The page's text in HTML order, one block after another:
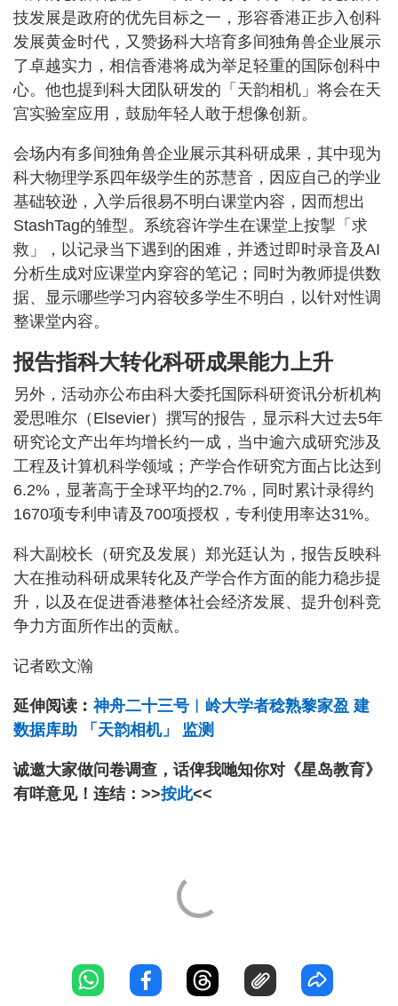
技发展是政府的优先目标之一，形容香港正步入创科
发展黄金时代，又赞扬科大培育多间独角兽企业展示
了卓越实力，相信香港将成为举足轻重的国际创科中
心。他也提到科大团队研发的「天韵相机」将会在天
宫实验室应用，鼓励年轻人敢于想像创新。
会场内有多间独角兽企业展示其科研成果，其中现为
科大物理学系四年级学生的苏慧音，因应自己的学业
基础较逊，入学后很易不明白课堂内容，因而想出
StashTag的雏型。系统容许学生在课堂上按掣「求
救」，以记录当下遇到的困难，并透过即时录音及AI
分析生成对应课堂内穿容的笔记；同时为教师提供数
据、显示哪些学习内容较多学生不明白，以针对性调
整课堂内容。
报告指科大转化科研成果能力上升
另外，活动亦公布由科大委托国际科研资讯分析机构
爱思唯尔（Elsevier）撰写的报告，显示科大过去5年
研究论文产出年均增长约一成，当中逾六成研究涉及
工程及计算机科学领域；产学合作研究方面占比达到
6.2%，显著高于全球平均的2.7%，同时累计录得约
1670项专利申请及700项授权，专利使用率达31%。
科大副校长（研究及发展）郑光廷认为，报告反映科
大在推动科研成果转化及产学合作方面的能力稳步提
升，以及在促进香港整体社会经济发展、提升创科竞
争力方面所作出的贡献。
记者欧文瀚
延伸阅读︰ 神舟二十三号︱岭大学者稔熟黎家盈 建
数据库助 「天韵相机」 监测
诚邀大家做问卷调查，话俾我哋知你对《星岛教育》
有咩意见！连结：>>按此<<